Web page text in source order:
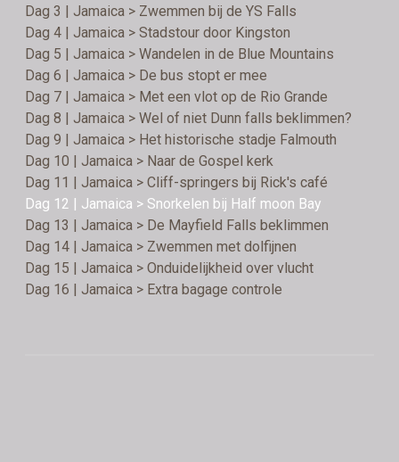
Dag 3 | Jamaica > Zwemmen bij de YS Falls
Dag 4 | Jamaica > Stadstour door Kingston
Dag 5 | Jamaica > Wandelen in de Blue Mountains
Dag 6 | Jamaica > De bus stopt er mee
Dag 7 | Jamaica > Met een vlot op de Rio Grande
Dag 8 | Jamaica > Wel of niet Dunn falls beklimmen?
Dag 9 | Jamaica > Het historische stadje Falmouth
Dag 10 | Jamaica > Naar de Gospel kerk
Dag 11 | Jamaica > Cliff-springers bij Rick's café
Dag 12 | Jamaica > Snorkelen bij Half moon Bay
Dag 13 | Jamaica > De Mayfield Falls beklimmen
Dag 14 | Jamaica > Zwemmen met dolfijnen
Dag 15 | Jamaica > Onduidelijkheid over vlucht
Dag 16 | Jamaica > Extra bagage controle